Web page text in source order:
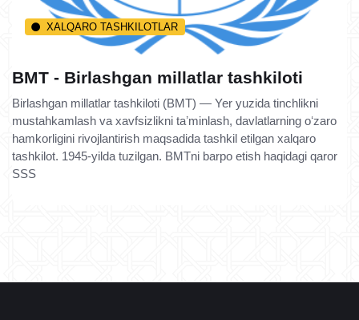
XALQARO TASHKILOTLAR
BMT - Birlashgan millatlar tashkiloti
Birlashgan millatlar tashkiloti (BMT) — Yer yuzida tinchlikni
mustahkamlash va xavfsizlikni taʼminlash, davlatlarning oʻzaro
hamkorligini rivojlantirish maqsadida tashkil etilgan xalqaro
tashkilot. 1945-yilda tuzilgan. BMTni barpo etish haqidagi qaror
SSS